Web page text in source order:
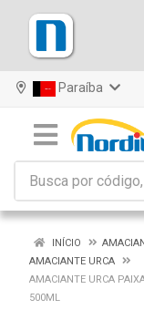
Paraíba
INÍCIO
AMACIANTE URCA
AMACIANTE URCA
500ML